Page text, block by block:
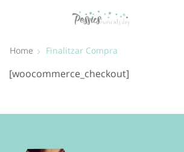
Home Finalitzar Compra
[woocommerce_checkout]